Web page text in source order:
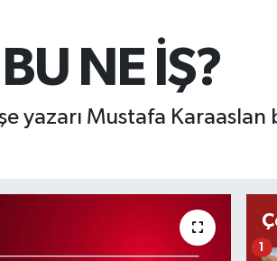
NE İŞ?
yazarı Mustafa Karaaslan
1